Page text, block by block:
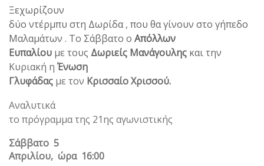
Ξεχωρίζουν
δύο ντέρμπυ στη Δωρίδα , που θα γίνουν στο γήπεδο
Μαλαμάτων . Το Σάββατο ο Απόλλων
Ευπαλίου με τους Δωριείς Μανάγουλης και την
Κυριακή η Ένωση
Γλυφάδας με τον Κρισσαίο Χρισσού.
Αναλυτικά
το πρόγραμμα της 21ης αγωνιστικής
Σάββατο 5
Απριλίου, ώρα 16:00